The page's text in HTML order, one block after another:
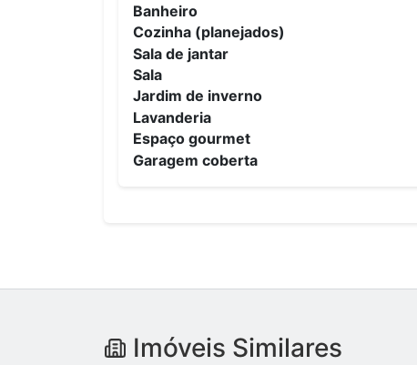
Banheiro
Cozinha (planejados)
Sala de jantar
Sala
Jardim de inverno
Lavanderia
Espaço gourmet
Garagem coberta
Imóveis Similares